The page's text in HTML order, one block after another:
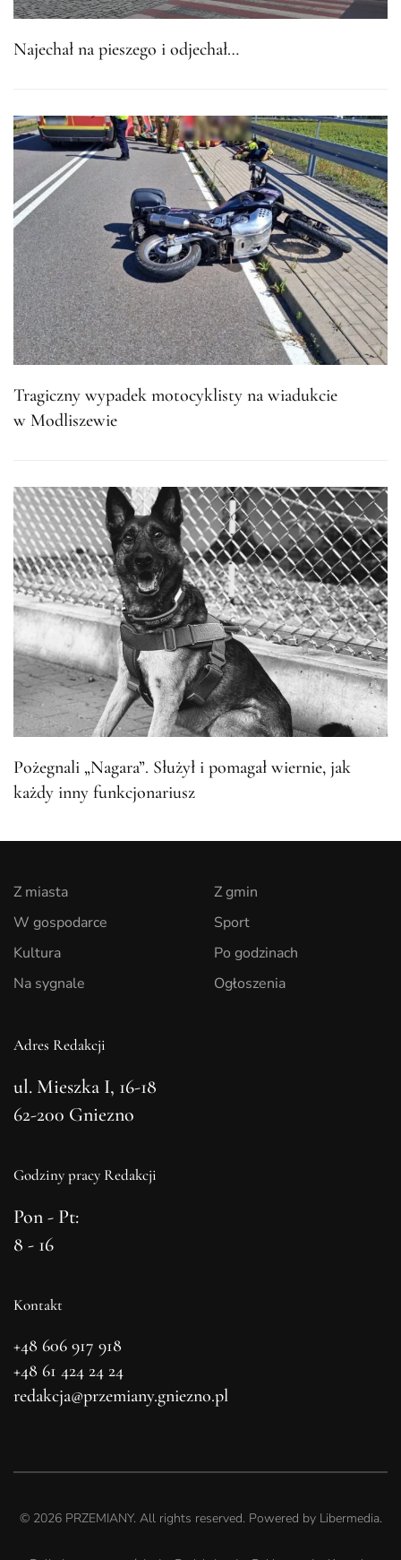
Najechał na pieszego i odjechał…
Tragiczny wypadek motocyklisty na wiadukcie
w Modliszewie
Pożegnali „Nagara”. Służył i pomagał wiernie, jak
każdy inny funkcjonariusz
Z miasta
W gospodarce
Kultura
Na sygnale
Z gmin
Sport
Po godzinach
Ogłoszenia
Adres Redakcji
ul. Mieszka I, 16-18
62-200 Gniezno
Godziny pracy Redakcji
Pon - Pt:
8 - 16
Kontakt
+48 606 917 918
+48 61 424 24 24
redakcja@przemiany.gniezno.pl
© 2026PRZEMIANY. All rights reserved. Powered by Libermedia.